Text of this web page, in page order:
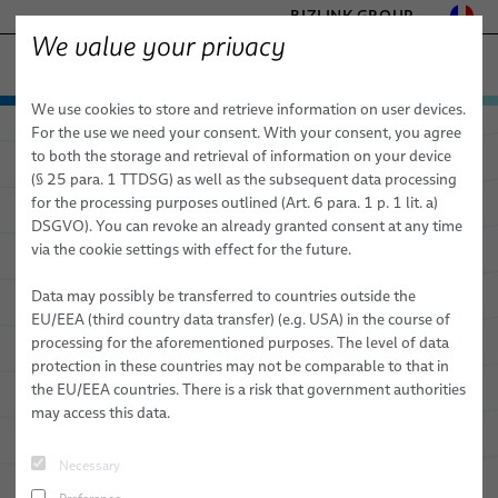
BIZLINK GROUP
- ENGINEERED SOLUTIONS
HEALTHCARE
MARINE
MOBILITY
SEMICONDUCTOR TECHNOLOGY
SILICONE CABLE SOLUTIONS
TELECOM & NETWORKING
Produits & Services
Automatismes et entraînements
FieldLink® Câbles
Assemblages de câbles
Services
Robotique
Systèmes de gestion de câbles robotiques
Câbles robotiques pour applications d’automatisation
industrielle
Assemblage de câbles robotiques
Flexibles et tubes robotiques industriels pour applications
Services de robotique
Des robots prêts à l'intégration & commissioning
Services pour équipements et faisceaux robotiques
Programmation de robots et d'API et programmation hors
ligne
Applications
Automatisation et entraînements
Robotique
Soudage à l’arc
Clinchage
Collage
Robotique médicale
Nouvelles
Présence
Portrait de l'entreprise
Qualité
Recherche et développement
Éditions
careDP -Solution de surveillance
conditionnelle assisté par IA pour
les pour les systèmes de gestion
de câbles robotiques
PLUS D'INFORMATIONS
We value your privacy
We use cookies to store and retrieve information on user devices.
For the use we need your consent. With your consent, you agree
to both the storage and retrieval of information on your device
(§ 25 para. 1 TTDSG) as well as the subsequent data processing
for the processing purposes outlined (Art. 6 para. 1 p. 1 lit. a)
DSGVO). You can revoke an already granted consent at any time
via the cookie settings with effect for the future.
Data may possibly be transferred to countries outside the
EU/EEA (third country data transfer) (e.g. USA) in the course of
processing for the aforementioned purposes. The level of data
protection in these countries may not be comparable to that in
the EU/EEA countries. There is a risk that government authorities
may access this data.
Necessary